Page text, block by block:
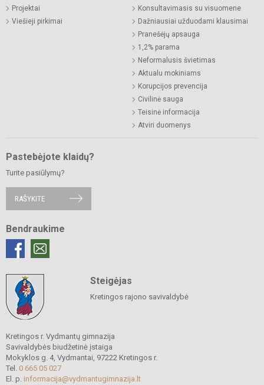
Projektai
Viešieji pirkimai
Konsultavimasis su visuomene
Dažniausiai užduodami klausimai
Pranešėjų apsauga
1,2% parama
Neformalusis švietimas
Aktualu mokiniams
Korupcijos prevencija
Civilinė sauga
Teisinė informacija
Atviri duomenys
Pastebėjote klaidų?
Turite pasiūlymų?
RAŠYKITE
Bendraukime
Steigėjas
Kretingos rajono savivaldybė
Kretingos r. Vydmantų gimnazija
Savivaldybės biudžetinė įstaiga
Mokyklos g. 4, Vydmantai, 97222 Kretingos r.
Tel. 0 665 05 027
El. p. informacija@vydmantugimnazija.lt